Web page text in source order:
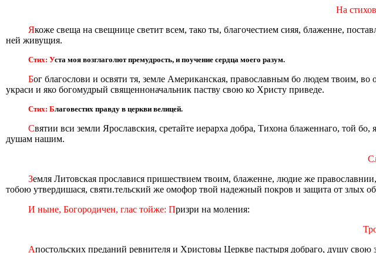
На
Якоже свеща на свещнице светит всем, тако ты, благочестием сияя, блаженне,
ней живущия.
Стих: Уста моя возглаголют премудрость, и поучение сердца моего разум.
Бог благослови и освяти тя, земле Американская, православным бо людем твоим,
украси и яко богомудрый священноначальник паству свою ко Христу приведе.
Стих: Благовестих правду в церкви велицей.
Святии вси земли Ярославския, сретайте иерарха добра, Тихона блаженнаго, той
душам нашим.
Земля Литовская прославися пришествием твоим, блаженне, людие же
тобою утвердишася, святи.тельский же омофор твой надежный покров и защита от злых
И ныне, Богородичен, глас тойже: Призри на моления:
Апостольских преданий ревнителя и Христовы Церкве пастыря добраго, душу